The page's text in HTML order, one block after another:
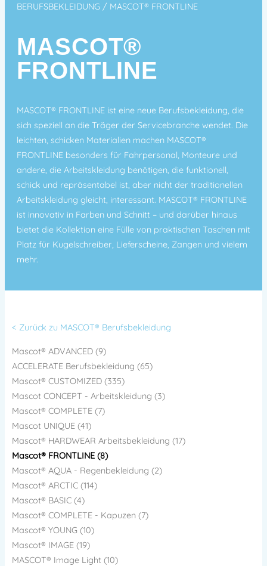
BERUFSBEKLEIDUNG / MASCOT® FRONTLINE
MASCOT®
FRONTLINE
MASCOT® FRONTLINE ist eine neue Berufsbekleidung, die
sich speziell an die Träger der Servicebranche wendet. Die
leichten, schicken Materialien machen MASCOT®
FRONTLINE besonders für Fahrpersonal, Monteure und
andere, die Arbeitskleidung benötigen, die funktionell,
schick und repräsentabel ist, aber nicht der traditionellen
Arbeitskleidung gleicht, interessant. MASCOT® FRONTLINE
ist innovativ in Farben und Schnitt – und darüber hinaus
bietet die Kollektion eine Fülle von praktischen Taschen mit
Platz für Kugelschreiber, Lieferscheine, Zangen und vielem
mehr.
< Zurück zu MASCOT® Berufsbekleidung
Mascot® ADVANCED (9)
ACCELERATE Berufsbekleidung (65)
Mascot® CUSTOMIZED (335)
Mascot CONCEPT - Arbeitskleidung (3)
Mascot® COMPLETE (7)
Mascot UNIQUE (41)
Mascot® HARDWEAR Arbeitsbekleidung (17)
Mascot® FRONTLINE (8)
Mascot® AQUA - Regenbekleidung (2)
Mascot® ARCTIC (114)
Mascot® BASIC (4)
Mascot® COMPLETE - Kapuzen (7)
Mascot® YOUNG (10)
Mascot® IMAGE (19)
MASCOT® Image Light (10)